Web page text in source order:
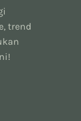
trend